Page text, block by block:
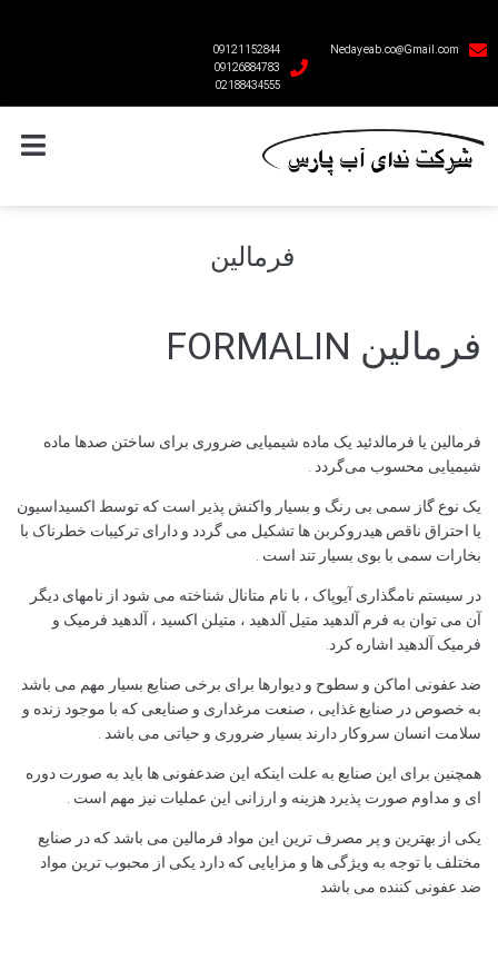
Nedayeab.co@Gmail.com
09121152844
09126884783
02188434555
فرمالین
فرمالین FORMALIN
فرمالین یا فرمالدئید یک ماده شیمیایی ضروری برای ساختن صدها ماده
شیمیایی محسوب می‌گردد .
یک نوع گاز سمی بی رنگ و بسیار واکنش پذیر است که توسط اکسیداسیون
یا احتراق ناقص هیدروکربن ها تشکیل می گردد و دارای ترکیبات خطرناک با
بخارات سمی با بوی بسیار تند است .
در سیستم نامگذاری آیوپاک ، با نام متانال شناخته می شود از نامهای دیگر
آن می توان به فرم آلدهید متیل آلدهید ، متیلن اکسید ، آلدهید فرمیک و
فرمیک آلدهید اشاره کرد.
ضد عفونی اماکن و سطوح و دیوارها برای برخی صنایع بسیار مهم می باشد
به خصوص در صنایع غذایی ، صنعت مرغداری و صنایعی که با موجود زنده و
سلامت انسان سروکار دارند بسیار ضروری و حیاتی می باشد .
همچنین برای این صنایع به علت اینکه این ضدعفونی ها باید به صورت دوره
ای و مداوم صورت پذیرد هزینه و ارزانی این عملیات نیز مهم است .
یکی از بهترین و پر مصرف ترین این مواد فرمالین می باشد که در صنایع
مختلف با توجه به ویژگی ها و مزایایی که دارد یکی از محبوب ترین مواد
ضد عفونی کننده می باشد